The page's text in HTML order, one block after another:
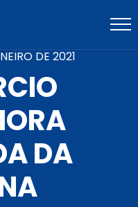
DE 2021
DA